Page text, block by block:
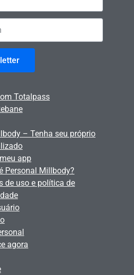
Totalpass
– Tenha seu próprio
app
Personal Millbody?
de uso e política de
agora